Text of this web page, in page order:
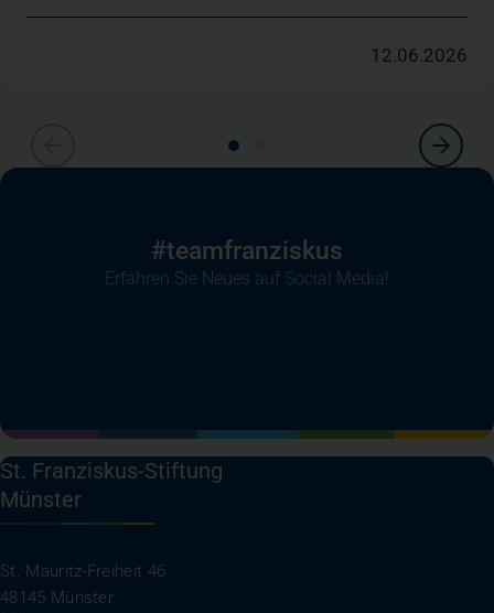
12.06.2026
#teamfranziskus
Erfahren Sie Neues auf Social Media!
St. Franziskus-Stiftung
Münster
St. Mauritz-Freiheit 46
48145 Münster